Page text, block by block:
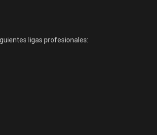
ligas profesionales: